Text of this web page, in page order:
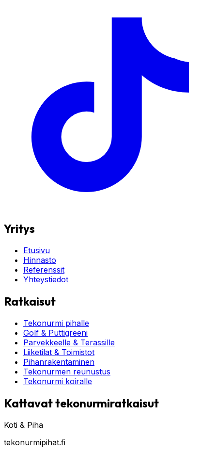
Yritys
Etusivu
Hinnasto
Referenssit
Yhteystiedot
Ratkaisut
Tekonurmi pihalle
Golf & Puttigreeni
Parvekkeelle & Terassille
Liiketilat & Toimistot
Pihanrakentaminen
Tekonurmen reunustus
Tekonurmi koiralle
Kattavat tekonurmiratkaisut
Koti & Piha
tekonurmipihat.fi